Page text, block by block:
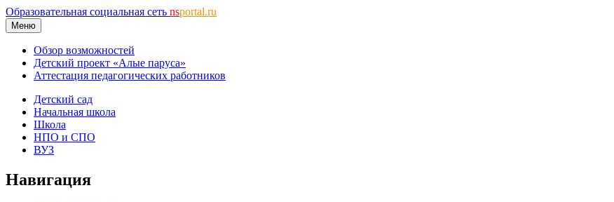
Образовательная социальная сеть nsportal.ru
Меню
Обзор возможностей
Детский проект «Алые паруса»
Аттестация педагогических работников
Детский сад
Начальная школа
Школа
НПО и СПО
ВУЗ
Навигация